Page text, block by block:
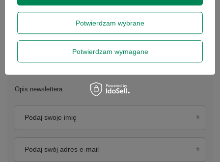
Opis newslettera
Podaj swoje imię
Podaj swój adres e-mail
Potwierdzam wybrane
Potwierdzam wymagane